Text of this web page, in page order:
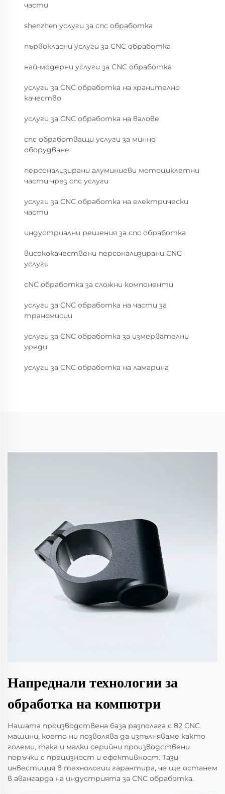
части
shenzhen услуги за cnc обработка
първокласни услуги за CNC обработка
най-модерни услуги за CNC обработка
услуги за CNC обработка на хранително
качество
услуги за CNC обработка на валове
cnc обработващи услуги за минно
оборудване
персонализирани алуминиеви мотоциклетни
части чрез cnc услуги
услуги за CNC обработка на електрически
части
индустриални решения за cnc обработка
висококачествени персонализирани CNC
услуги
cNC обработка за сложни компоненти
услуги за CNC обработка на части за
трансмисии
услуги за CNC обработка за измервателни
уреди
услуги за CNC обработка на ламарина
Напреднали технологии за
обработка на компютри
Нашата производствена база разполага с 82 CNC
машини, което ни позволява да изпълняваме както
големи, така и малки серийни производствени
поръчки с прецизност и ефективност. Тази
инвестиция в технологии гарантира, че ще останем
в авангарда на индустрията за CNC обработка.